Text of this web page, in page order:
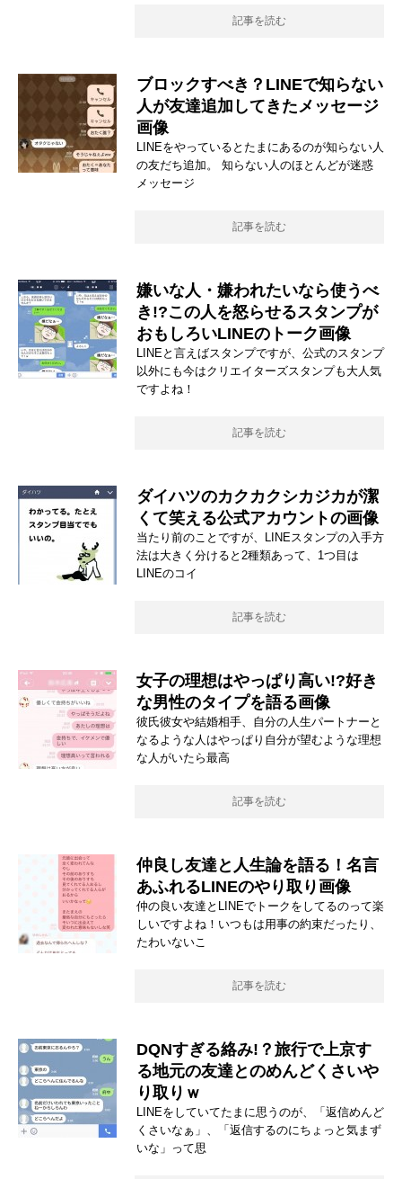
記事を読む
ブロックすべき？LINEで知らない
人が友達追加してきたメッセージ
画像
LINEをやっているとたまにあるのが知らない人
の友だち追加。 知らない人のほとんどが迷惑
メッセージ
記事を読む
嫌いな人・嫌われたいなら使うべ
き!?この人を怒らせるスタンプが
おもしろいLINEのトーク画像
LINEと言えばスタンプですが、公式のスタンプ
以外にも今はクリエイターズスタンプも大人気
ですよね！
記事を読む
ダイハツのカクカクシカジカが潔
くて笑える公式アカウントの画像
当たり前のことですが、LINEスタンプの入手方
法は大きく分けると2種類あって、1つ目は
LINEのコイ
記事を読む
女子の理想はやっぱり高い!?好き
な男性のタイプを語る画像
彼氏彼女や結婚相手、自分の人生パートナーと
なるような人はやっぱり自分が望むような理想
な人がいたら最高
記事を読む
仲良し友達と人生論を語る！名言
あふれるLINEのやり取り画像
仲の良い友達とLINEでトークをしてるのって楽
しいですよね！いつもは用事の約束だったり、
たわいないこ
記事を読む
DQNすぎる絡み!？旅行で上京す
る地元の友達とのめんどくさいや
り取りｗ
LINEをしていてたまに思うのが、「返信めんど
くさいなぁ」、「返信するのにちょっと気まず
いな」って思